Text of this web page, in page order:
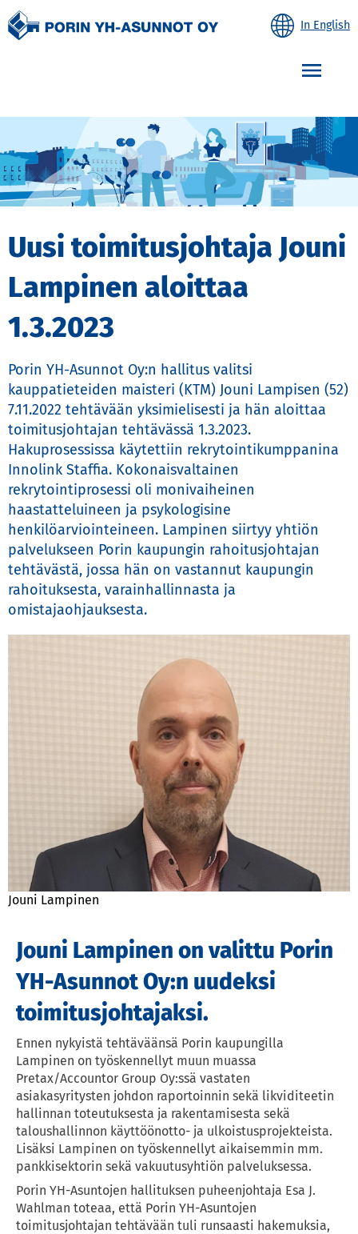
Etusivulle
In English
Uusi toimitusjohtaja Jouni
Lampinen aloittaa
1.3.2023
Porin YH-Asunnot Oy:n hallitus valitsi
kauppatieteiden maisteri (KTM) Jouni Lampisen (52)
7.11.2022 tehtävään yksimielisesti ja hän aloittaa
toimitusjohtajan tehtävässä 1.3.2023.
Hakuprosessissa käytettiin rekrytointikumppanina
Innolink Staffia. Kokonaisvaltainen
rekrytointiprosessi oli monivaiheinen
haastatteluineen ja psykologisine
henkilöarviointeineen. Lampinen siirtyy yhtiön
palvelukseen Porin kaupungin rahoitusjohtajan
tehtävästä, jossa hän on vastannut kaupungin
rahoituksesta, varainhallinnasta ja
omistajaohjauksesta.
Jouni Lampinen
Jouni Lampinen on valittu Porin
YH-Asunnot Oy:n uudeksi
toimitusjohtajaksi.
Ennen nykyistä tehtäväänsä Porin kaupungilla
Lampinen on työskennellyt muun muassa
Pretax/Accountor Group Oy:ssä vastaten
asiakasyritysten johdon raportoinnin sekä likviditeetin
hallinnan toteutuksesta ja rakentamisesta sekä
taloushallinnon käyttöönotto- ja ulkoistusprojekteista.
Lisäksi Lampinen on työskennellyt aikaisemmin mm.
pankkisektorin sekä vakuutusyhtiön palveluksessa.
Porin YH-Asuntojen hallituksen puheenjohtaja Esa J.
Wahlman toteaa, että Porin YH-Asuntojen
toimitusjohtajan tehtävään tuli runsaasti hakemuksia,